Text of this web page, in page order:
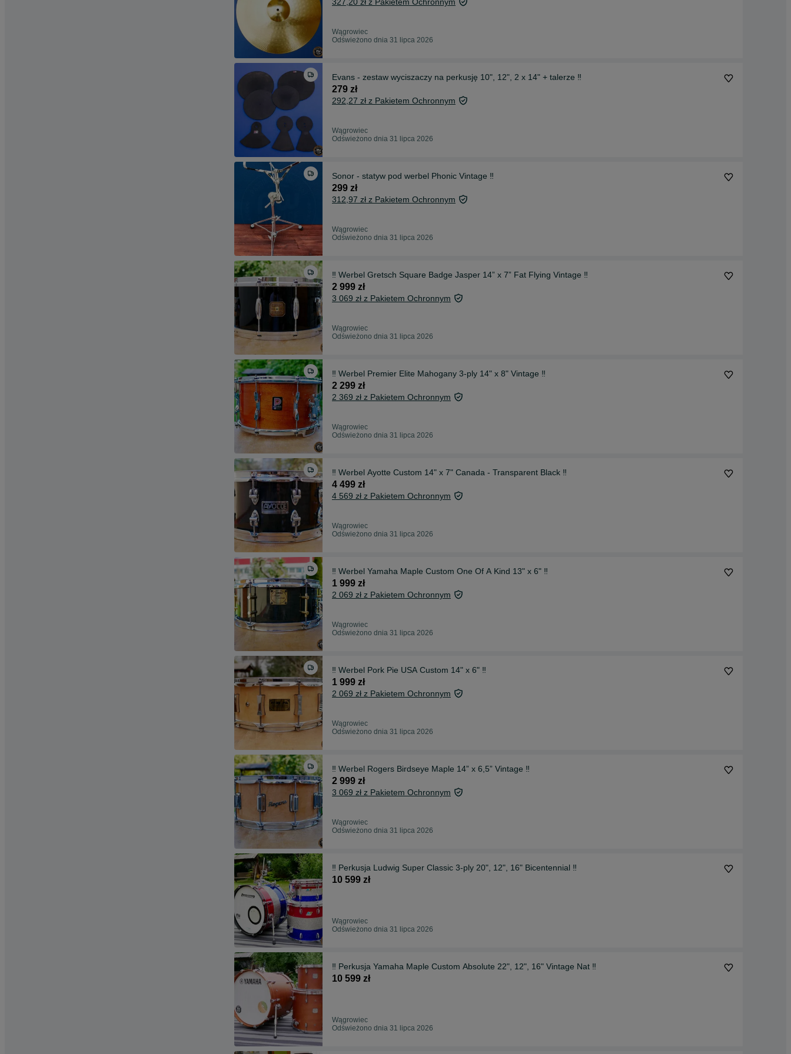
Wągrowiec
Odświeżono dnia 31 lipca 2026
Evans - zestaw wyciszaczy na perkusję 10", 12", 2 x 14" + talerze ‼️
279 zł
292,27 zł z Pakietem Ochronnym
Wągrowiec
Odświeżono dnia 31 lipca 2026
Sonor - statyw pod werbel Phonic Vintage ‼️
299 zł
312,97 zł z Pakietem Ochronnym
Wągrowiec
Odświeżono dnia 31 lipca 2026
‼️ Werbel Gretsch Square Badge Jasper 14” x 7” Fat Flying Vintage ‼️
2 999 zł
3 069 zł z Pakietem Ochronnym
Wągrowiec
Odświeżono dnia 31 lipca 2026
‼️ Werbel Premier Elite Mahogany 3-ply 14" x 8" Vintage ‼️
2 299 zł
2 369 zł z Pakietem Ochronnym
Wągrowiec
Odświeżono dnia 31 lipca 2026
‼️ Werbel Ayotte Custom 14" x 7" Canada - Transparent Black ‼️
4 499 zł
4 569 zł z Pakietem Ochronnym
Wągrowiec
Odświeżono dnia 31 lipca 2026
‼️ Werbel Yamaha Maple Custom One Of A Kind 13" x 6" ‼️
1 999 zł
2 069 zł z Pakietem Ochronnym
Wągrowiec
Odświeżono dnia 31 lipca 2026
‼️ Werbel Pork Pie USA Custom 14" x 6" ‼️
1 999 zł
2 069 zł z Pakietem Ochronnym
Wągrowiec
Odświeżono dnia 31 lipca 2026
‼️ Werbel Rogers Birdseye Maple 14” x 6,5” Vintage ‼️
2 999 zł
3 069 zł z Pakietem Ochronnym
Wągrowiec
Odświeżono dnia 31 lipca 2026
‼️ Perkusja Ludwig Super Classic 3-ply 20", 12", 16" Bicentennial ‼️
10 599 zł
Wągrowiec
Odświeżono dnia 31 lipca 2026
‼️ Perkusja Yamaha Maple Custom Absolute 22", 12", 16" Vintage Nat ‼️
10 599 zł
Wągrowiec
Odświeżono dnia 31 lipca 2026